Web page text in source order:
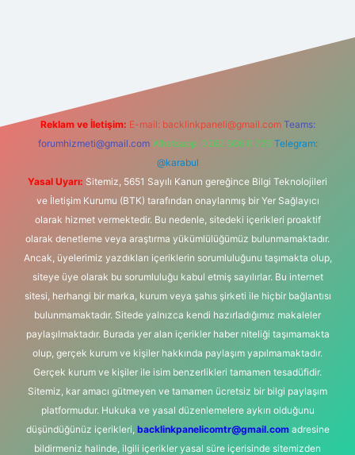
Reklam ve İletişim: E-mail: backlinkpaneli@gmail.com Teams:
forumhizmeti@gmail.com Whatsapp: 0262 606 0 726 Telegram:
@karabul
Yasal Uyarı: Sitemiz, 5651 Sayılı Kanun gereğince Bilgi Teknolojileri
ve İletişim Kurumu (BTK) tarafından onaylanmış bir Yer Sağlayıcı
olarak hizmet vermektedir. Bu nedenle, sitedeki içerikleri proaktif
olarak denetleme veya araştırma yükümlülüğümüz bulunmamaktadır.
Ancak, üyelerimiz yazdıkları içeriklerin sorumluluğunu taşımakta olup,
siteye üye olarak bu sorumluluğu kabul etmiş sayılırlar. Bu internet
sitesi, herhangi bir marka, kurum veya şahıs şirketi ile hiçbir bağlantısı
bulunmamaktadır. Sitede yalnızca kendi hazırladığımız makaleler
paylaşılmaktadır. Burada yer alan içerikler haber niteliği taşımamakta
olup, gerçek kurum ve kişiler hakkında paylaşım yapılmamaktadır.
Gerçek kurum ve kişiler ile isim benzerlikleri tamamen tesadüfidir.
Sitemiz, kar amacı gütmeyen ve tamamen ücretsiz bir bilgi paylaşım
platformudur. Hukuka ve yasal düzenlemelere aykırı olduğunu
düşündüğünüz içerikleri, backlinkpanelicomtr@gmail.comadresine
bildirmeniz halinde, ilgili içerikler yasal süre içerisinde sitemizden